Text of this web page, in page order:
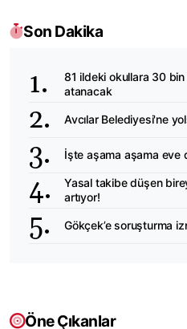
Son Dakika
81 ildeki okullara 30
atanacak
Avcılar Belediyesi'ne
İşte aşama aşama eve
Yasal takibe düşen
artıyor!
Gökçek’e soruşturma
Öne Çıkanlar